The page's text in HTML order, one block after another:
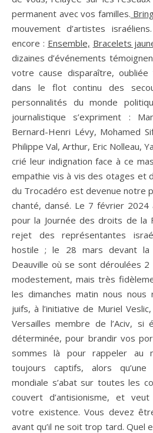
permanent avec vos familles.
mouvement d’artistes
encore : Ensemble, Bracelets
dizaines d’événements
votre cause disparaître,
dans le flot continu des
personnalités du monde
journalistique s’expriment :
Bernard-Henri Lévy, Mohamed
Philippe Val, Arthur, Eric Nolleau,
crié leur indignation face à ce
empathie vis à vis des otages et
du Trocadéro est devenue notre
chanté, dansé. Le 7 février 2024
pour la Journée des droits de la
rejet des représentantes
hostile ; le 28 mars devant la
Deauville où se sont déroulées
modestement, mais très
les dimanches matin nous nous
juifs, à l’initiative de Muriel
Versailles membre de l’Aciv, si
déterminée, pour brandir vos
sommes là pour rappeler au
toujours captifs, alors qu’une
mondiale s’abat sur toutes les
couvert d’antisionisme, et
votre existence. Vous devez
avant qu’il ne soit trop tard. Quel